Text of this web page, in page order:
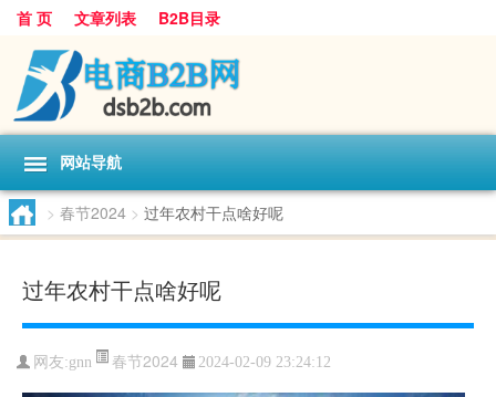
首 页 文章列表 B2B目录
网站导航
> 春节2024 > 过年农村干点啥好呢
过年农村干点啥好呢
网友:gnn 春节2024 2024-02-09 23:24:12